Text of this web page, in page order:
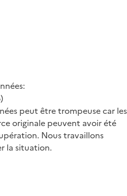
peut être trompeuse car les
originale peuvent avoir été
Nous travaillons
la situation.